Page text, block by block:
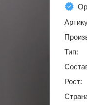
Тип:
Рост: